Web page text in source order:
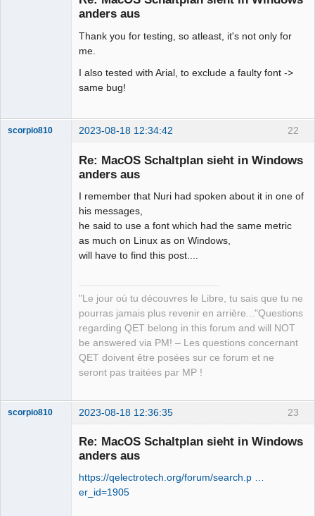
anders aus
Thank you for testing, so atleast, it's not only for
me.
I also tested with Arial, to exclude a faulty font ->
same bug!
22
scorpio810 2023-08-18 12:34:42
Re: MacOS Schaltplan sieht in Windows
anders aus
I remember that Nuri had spoken about it in one of
his messages,
he said to use a font which had the same metric
as much on Linux as on Windows,
will have to find this post....
"Le jour où tu découvres le Libre, tu sais que tu ne
pourras jamais plus revenir en arrière..."Questions
regarding QET belong in this forum and will NOT
be answered via PM! – Les questions concernant
QET doivent être posées sur ce forum et ne
seront pas traitées par MP !
23
scorpio810 2023-08-18 12:36:35
Re: MacOS Schaltplan sieht in Windows
anders aus
https://qelectrotech.org/forum/search.p …
er_id=1905